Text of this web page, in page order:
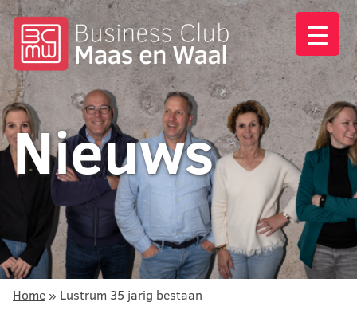
Nieuws
Home » Lustrum 35 jarig bestaan